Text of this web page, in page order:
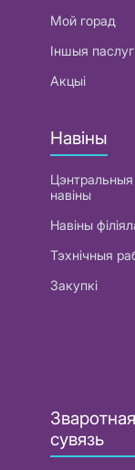
Мой горад
Іншыя
Акцыі
Навіны
Цэнтральныя
навіны
Навіны
Тэхнічныя
Закупкі
Зваротная
сувязь